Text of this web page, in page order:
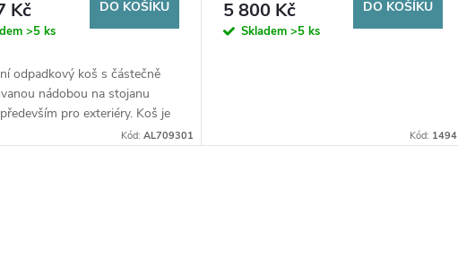
Kč
>5 ks
DO KOŠÍKU
odpadkový koš s částečně
nádobou na stojanu
pro exteriéry. Koš je
vhodný pro parky, zahrady,
Kód: AL709301
5 800 Kč
Skladem >5 ks
DO KOŠÍKU
Kód: 1494